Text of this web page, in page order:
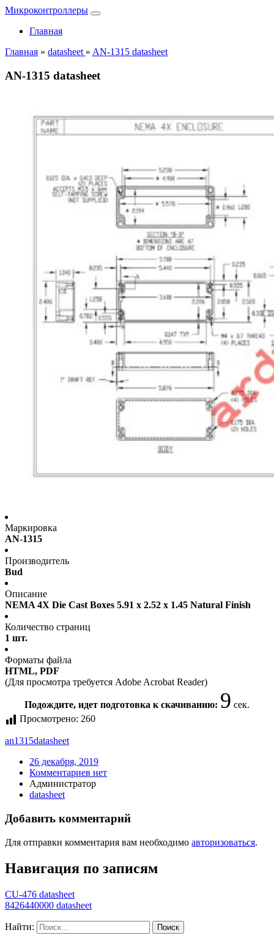
Микроконтроллеры
Главная
Главная » datasheet » AN-1315 datasheet
AN-1315 datasheet
Маркировка
AN-1315
Производитель
Bud
Описание
NEMA 4X Die Cast Boxes 5.91 x 2.52 x 1.45 Natural Finish
Количество страниц
1 шт.
Форматы файла
HTML, PDF
(Для просмотра требуется Adobe Acrobat Reader)
Подождите, идет подготовка к скачиванию: 9 сек.
Просмотрено: 260
an1315datasheet
26 декабря, 2019
Комментариев нет
Администратор
datasheet
Добавить комментарий
Для отправки комментария вам необходимо авторизоваться.
Навигация по записям
CU-476 datasheet
8426440000 datasheet
Найти: